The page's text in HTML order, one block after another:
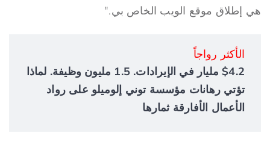
هي إطلاق موقع الويب الخاص بي."
الأكثر رواجاً
$4.2 مليار في الإيرادات. 1.5 مليون وظيفة. لماذا
تؤتي رهانات مؤسسة توني إلوميلو على رواد
الأعمال الأفارقة ثمارها